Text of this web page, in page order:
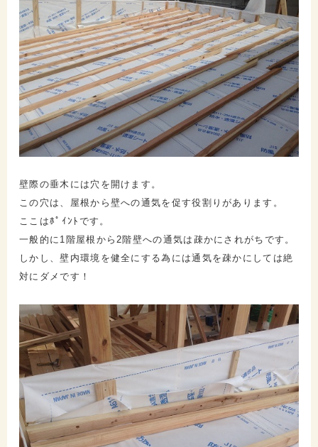
壁際の垂木には穴を開けます。
この穴は、屋根から壁への通気を促す役割りがあります。
ここはﾎﾟｲﾝﾄです。
一般的に1階屋根から2階壁への通気は疎かにされがちです。
しかし、壁内環境を健全にする為には通気を疎かにしては絶
対にダメです！